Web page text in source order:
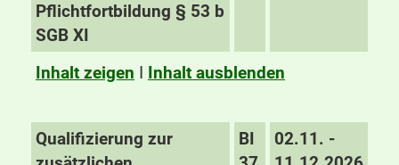
Pflichtfortbildung § 53 b
SGB XI
Inhalt zeigen I Inhalt ausblenden
Qualifizierung zur
BI
02.11. -